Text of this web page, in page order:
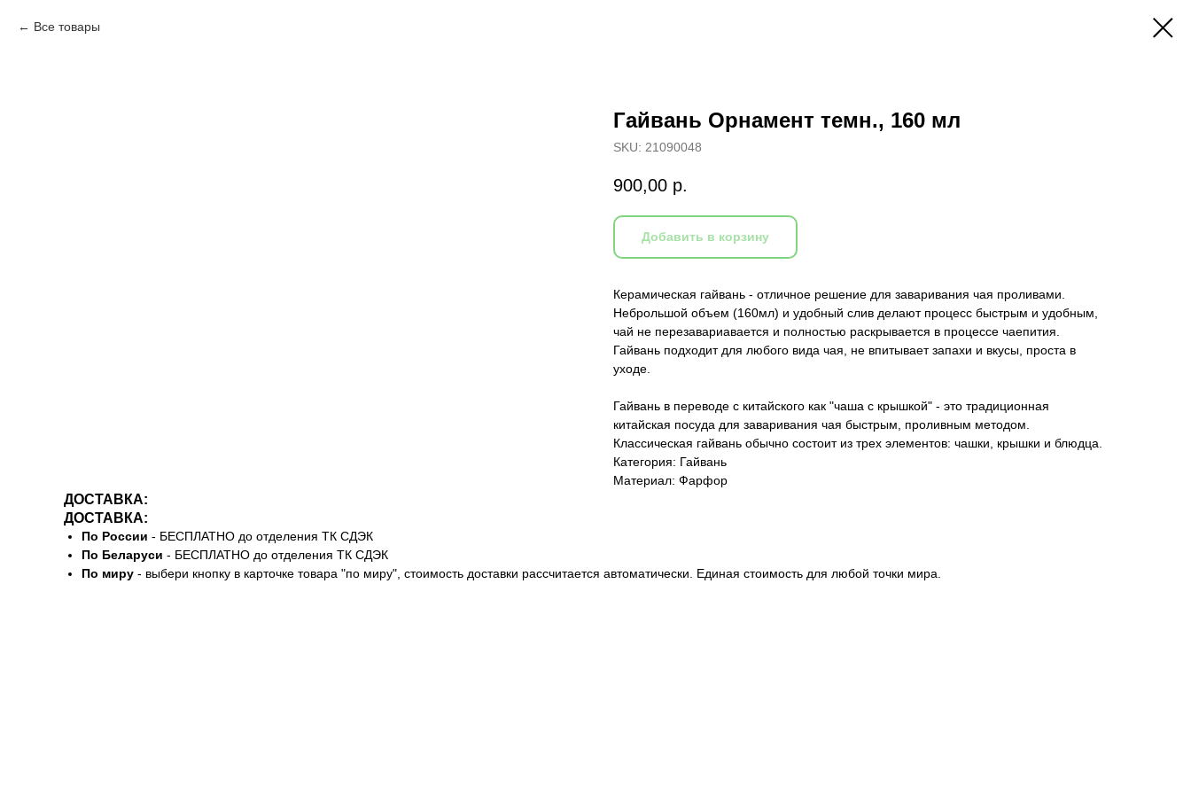
Все товары
Гайвань Орнамент темн., 160 мл
SKU: 21090048
900,00 р.
Добавить в корзину
Керамическая гайвань - отличное решение для заваривания чая проливами.
Неброльшой объем (160мл) и удобный слив делают процесс быстрым и удобным,
чай не перезавариавается и полностью раскрывается в процессе чаепития.
Гайвань подходит для любого вида чая, не впитывает запахи и вкусы, проста в
уходе.
Гайвань в переводе с китайского как "чаша с крышкой" - это традиционная
китайская посуда для заваривания чая быстрым, проливным методом.
Классическая гайвань обычно состоит из трех элементов: чашки, крышки и блюдца.
Категория: Гайвань
Материал: Фарфор
ДОСТАВКА:
ДОСТАВКА:
По России - БЕСПЛАТНО до отделения ТК СДЭК
По Беларуси - БЕСПЛАТНО до отделения ТК СДЭК
По миру - выбери кнопку в карточке товара "по миру", стоимость доставки рассчитается автоматически. Единая стоимость для любой точки мира.